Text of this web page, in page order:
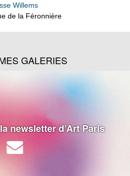
Willems
de la Féronnière
GALERIES
newsletter d’Art Paris